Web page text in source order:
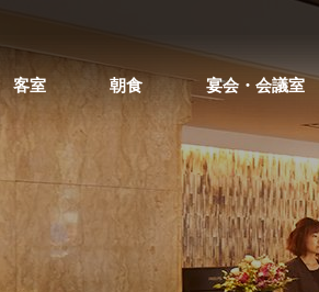
客室 朝食 宴会・会議室